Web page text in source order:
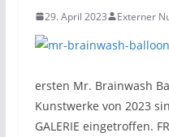
29. April 2023 Externer
ersten Mr. Brainwash
Kunstwerke von 2023
GALERIE eingetroffen.